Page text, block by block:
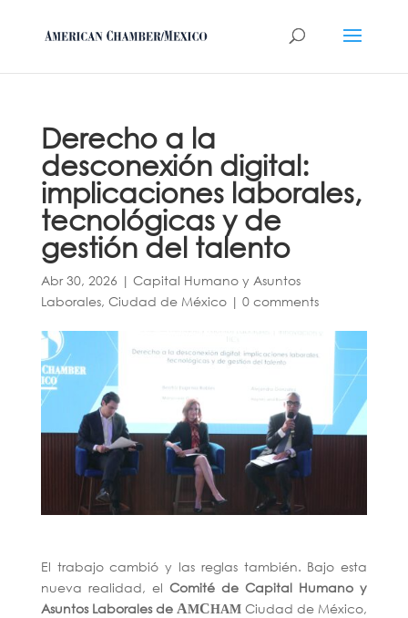
Derecho a la
desconexión digital:
implicaciones laborales,
tecnológicas y de
gestión del talento
Abr 30, 2026 | Capital Humano y Asuntos
Laborales, Ciudad de México| 0 comments
El trabajo cambió y las reglas también. Bajo esta
nueva realidad, el Comité de Capital Humano y
Asuntos Laborales de AMCHAM Ciudad de México,